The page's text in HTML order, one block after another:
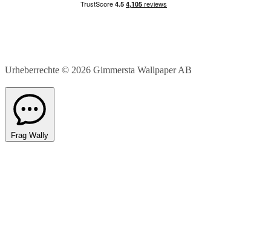
Urheberrechte © 2026 Gimmersta Wallpaper AB
Frag Wally